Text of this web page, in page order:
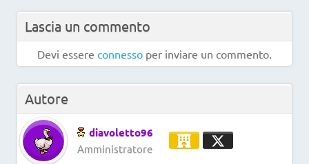
Lascia un commento
Devi essere connesso per inviare un commento.
Autore
diavoletto96
Amministratore